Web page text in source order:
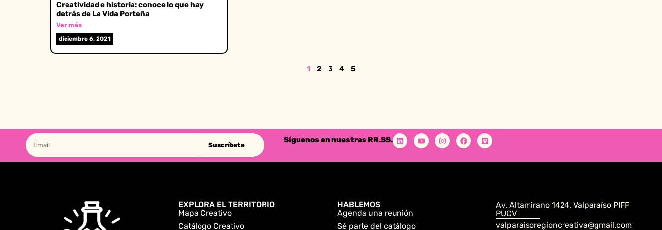
Creatividad e historia: conoce lo que hay
detrás de La Vida Porteña
Ver más
diciembre 6, 2021
1 2 3 4 5
Suscríbete
Síguenos en nuestras RR.SS.
EXPLORA EL TERRITORIO
Mapa Creativo
Catálogo Creativo
HABLEMOS
Agenda una reunión
Sé parte del catálogo
Av. Altamirano 1424. Valparaíso PIFP
PUCV
valparaisoregioncreativa@gmail.com